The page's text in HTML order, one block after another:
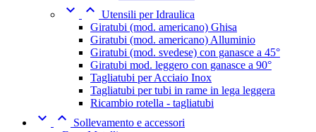
  Utensili per Idraulica
Giratubi (mod. americano) Ghisa
Giratubi (mod. americano) Alluminio
Giratubi (mod. svedese) con ganasce a 45°
Giratubi mod. leggero con ganasce a 90°
Tagliatubi per Acciaio Inox
Tagliatubi per tubi in rame in lega leggera
Ricambio rotella - tagliatubi
 
Sollevamento e accessori